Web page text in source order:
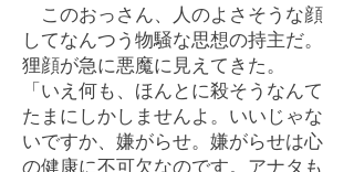
このおっさん、人のよさそうな顔
してなんつう物騒な思想の持主だ。
狸顔が急に悪魔に見えてきた。
「いえ何も、ほんとに殺そうなんて
たまにしかしませんよ。いいじゃな
いですか、嫌がらせ。嫌がらせは心
の健康に不可欠なのです。アナタも